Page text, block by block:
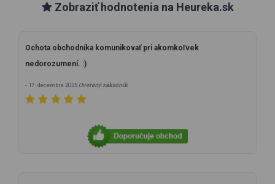
Zobraziť hodnotenia na Heureka.sk
Ochota obchodníka komunikovať pri akomkoľvek
nedorozumení. :)
- 17. decembra 2025 Overený zákazník